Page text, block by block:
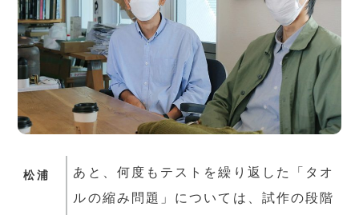
松浦
あと、何度もテストを繰り返した「タオ
ルの縮み問題」については、試作の段階